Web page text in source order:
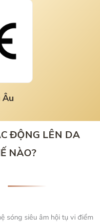
Âu
ĐỘNG LÊN DA
NÀO?
sóng siêu âm hội tụ vi điểm